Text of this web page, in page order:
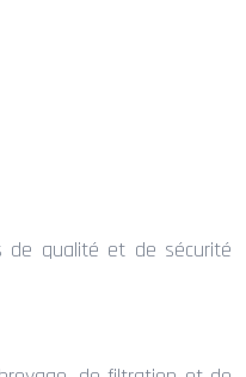
de qualité et de sécurité